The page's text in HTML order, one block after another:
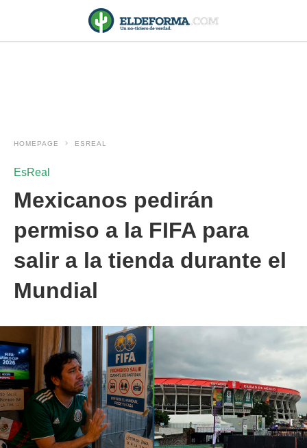
HOMEPAGE ESREAL
EsReal
Mexicanos pedirán
permiso a la FIFA para
salir a la tienda durante el
Mundial